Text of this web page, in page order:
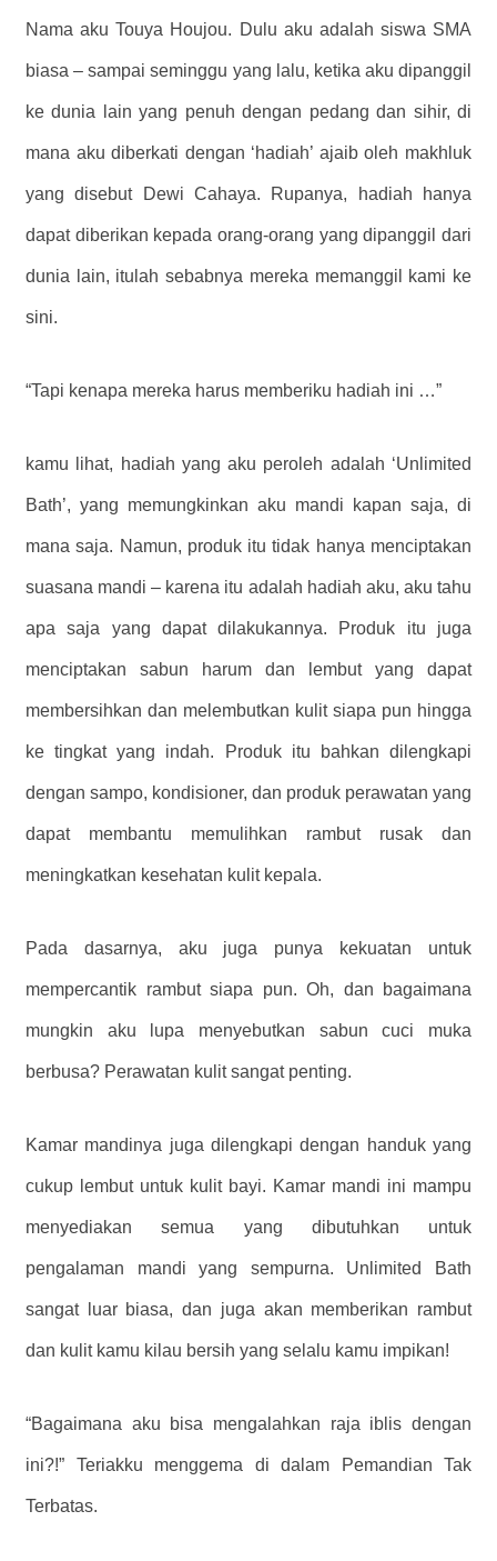
Nama aku Touya Houjou. Dulu aku adalah siswa SMA
biasa – sampai seminggu yang lalu, ketika aku dipanggil
ke dunia lain yang penuh dengan pedang dan sihir, di
mana aku diberkati dengan ‘hadiah’ ajaib oleh makhluk
yang disebut Dewi Cahaya. Rupanya, hadiah hanya
dapat diberikan kepada orang-orang yang dipanggil dari
dunia lain, itulah sebabnya mereka memanggil kami ke
sini.
“Tapi kenapa mereka harus memberiku hadiah ini …”
kamu lihat, hadiah yang aku peroleh adalah ‘Unlimited
Bath’, yang memungkinkan aku mandi kapan saja, di
mana saja. Namun, produk itu tidak hanya menciptakan
suasana mandi – karena itu adalah hadiah aku, aku tahu
apa saja yang dapat dilakukannya. Produk itu juga
menciptakan sabun harum dan lembut yang dapat
membersihkan dan melembutkan kulit siapa pun hingga
ke tingkat yang indah. Produk itu bahkan dilengkapi
dengan sampo, kondisioner, dan produk perawatan yang
dapat membantu memulihkan rambut rusak dan
meningkatkan kesehatan kulit kepala.
Pada dasarnya, aku juga punya kekuatan untuk
mempercantik rambut siapa pun. Oh, dan bagaimana
mungkin aku lupa menyebutkan sabun cuci muka
berbusa? Perawatan kulit sangat penting.
Kamar mandinya juga dilengkapi dengan handuk yang
cukup lembut untuk kulit bayi. Kamar mandi ini mampu
menyediakan semua yang dibutuhkan untuk
pengalaman mandi yang sempurna. Unlimited Bath
sangat luar biasa, dan juga akan memberikan rambut
dan kulit kamu kilau bersih yang selalu kamu impikan!
“Bagaimana aku bisa mengalahkan raja iblis dengan
ini?!” Teriakku menggema di dalam Pemandian Tak
Terbatas.